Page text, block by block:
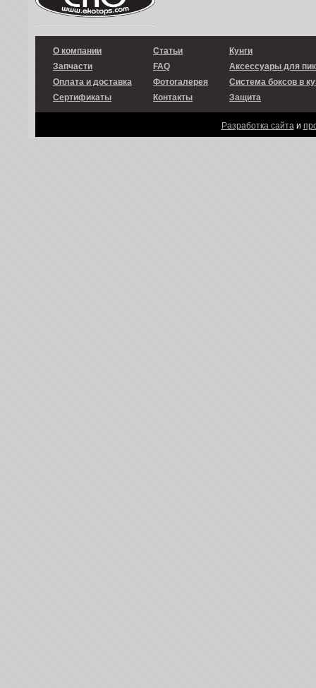
О компании
Запчасти
Оплата и доставка
Сертификаты
Статьи
FAQ
Фотогалерея
Контакты
Кунги
Аксессуары для
Система боксов в
Защита
Разработка сайтаи